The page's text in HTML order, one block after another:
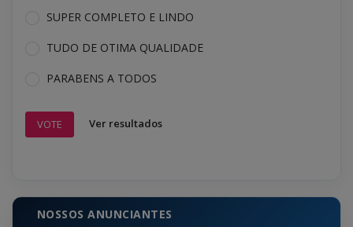
SUPER COMPLETO E LINDO
TUDO DE OTIMA QUALIDADE
PARABENS A TODOS
VOTE Ver resultados
NOSSOS ANUNCIANTES